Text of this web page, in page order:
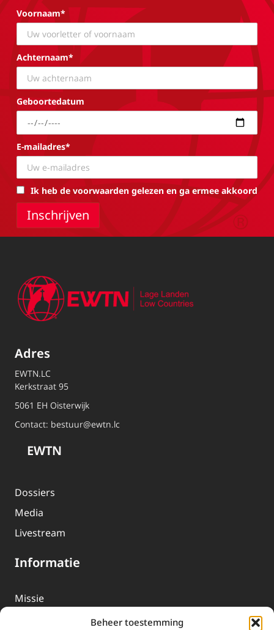
Beheer toestemming
Voornaam*
Achternaam*
Geboortedatum
E-mailadres*
Ik heb de voorwaarden gelezen en ga ermee akkoord
Adres
EWTN.LC
Kerkstraat 95
5061 EH Oisterwijk
Contact: bestuur@ewtn.lc
EWTN
Dossiers
Media
Livestream
Informatie
Missie